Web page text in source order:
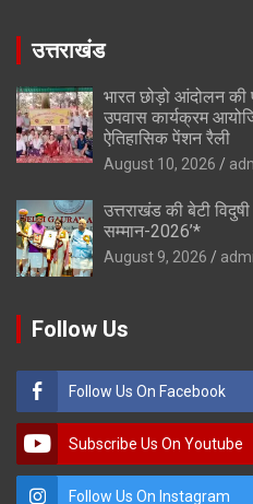
उत्तराखंड
भारत छोड़ो आंदोलन
उपवास कार्यक्रम
ऐतिहासिक पेंशन रैली
August 10, 2026
उत्तराखंड की बेटी
सम्मान-2026’*
August 9, 2026
Follow Us
Follow Us On Facebook
Subscribe Us On Youtube
Follow Us On Instagram